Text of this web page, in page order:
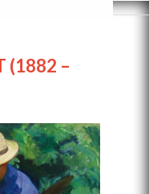
(1882 –